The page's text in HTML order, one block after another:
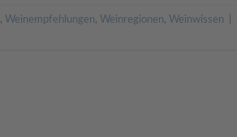
, Weinempfehlungen, Weinregionen, Weinwissen